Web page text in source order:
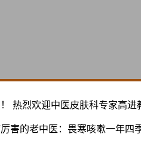
热烈欢迎中医皮肤科专家高
害的老中医：畏寒咳嗽一年四